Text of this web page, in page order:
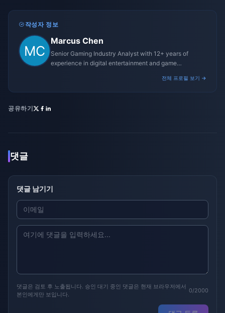
작성자 정보
Marcus Chen
Senior Gaming Industry Analyst with 12+ years of
experience in digital entertainment and game
전체 프로필 보기 →
공유하기
댓글
댓글 남기기
댓글은 검토 후 노출됩니다. 승인 대기 중인 댓글은 현재 브라우저에서
본인에게만 보입니다.
0/2000